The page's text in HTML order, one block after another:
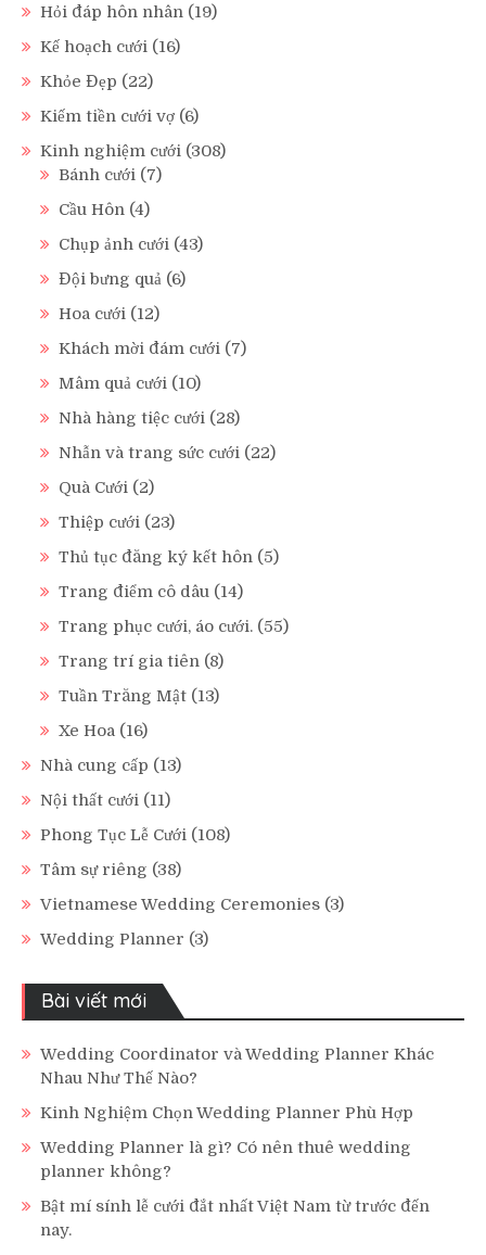
Hỏi đáp hôn nhân (19)
Kế hoạch cưới (16)
Khỏe Đẹp (22)
Kiếm tiền cưới vợ (6)
Kinh nghiệm cưới (308)
Bánh cưới (7)
Cầu Hôn (4)
Chụp ảnh cưới (43)
Đội bưng quả (6)
Hoa cưới (12)
Khách mời đám cưới (7)
Mâm quả cưới (10)
Nhà hàng tiệc cưới (28)
Nhẫn và trang sức cưới (22)
Quà Cưới (2)
Thiệp cưới (23)
Thủ tục đăng ký kết hôn (5)
Trang điểm cô dâu (14)
Trang phục cưới, áo cưới. (55)
Trang trí gia tiên (8)
Tuần Trăng Mật (13)
Xe Hoa (16)
Nhà cung cấp (13)
Nội thất cưới (11)
Phong Tục Lễ Cưới (108)
Tâm sự riêng (38)
Vietnamese Wedding Ceremonies (3)
Wedding Planner (3)
Bài viết mới
Wedding Coordinator và Wedding Planner Khác
Nhau Như Thế Nào?
Kinh Nghiệm Chọn Wedding Planner Phù Hợp
Wedding Planner là gì? Có nên thuê wedding
planner không?
Bật mí sính lễ cưới đắt nhất Việt Nam từ trước đến
nay.